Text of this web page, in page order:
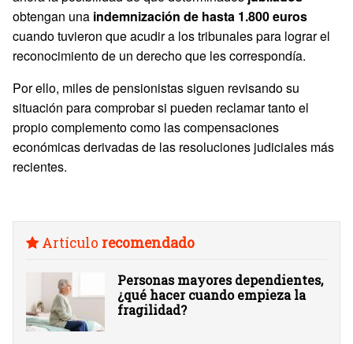
obtengan una indemnización de hasta 1.800 euros
cuando tuvieron que acudir a los tribunales para lograr el
reconocimiento de un derecho que les correspondía.
Por ello, miles de pensionistas siguen revisando su
situación para comprobar si pueden reclamar tanto el
propio complemento como las compensaciones
económicas derivadas de las resoluciones judiciales más
recientes.
Artículo recomendado
Personas mayores dependientes,
¿qué hacer cuando empieza la
fragilidad?